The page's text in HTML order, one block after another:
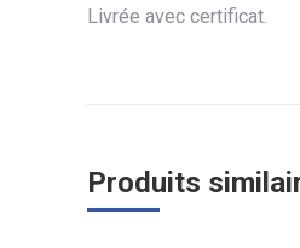
Livrée avec certificat.
Produits